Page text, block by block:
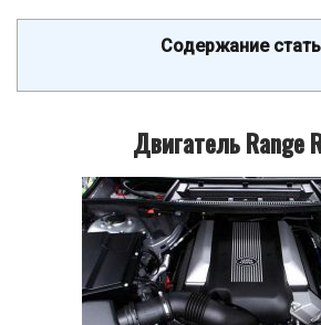
Содержание
Двигатель Range